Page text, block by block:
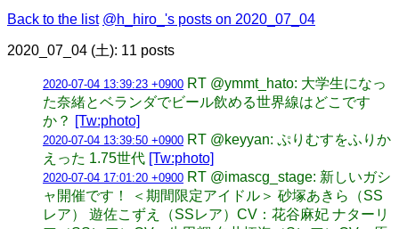
Back to the list @h_hiro_'s posts on 2020_07_04
2020_07_04 (土): 11 posts
2020-07-04 13:39:23 +0900 RT @ymmt_hato: 大学生になっ
た奈緒とベランダでビール飲める世界線はどこです
か？ [Tw:photo]
2020-07-04 13:39:50 +0900 RT @keyyan: ぷりむすをふりか
えった 1.75世代 [Tw:photo]
2020-07-04 17:01:20 +0900 RT @imascg_stage: 新しいガシ
ャ開催です！ ＜期間限定アイドル＞ 砂塚あきら（SS
レア） 遊佐こずえ（SSレア）CV：花谷麻妃 ナターリ